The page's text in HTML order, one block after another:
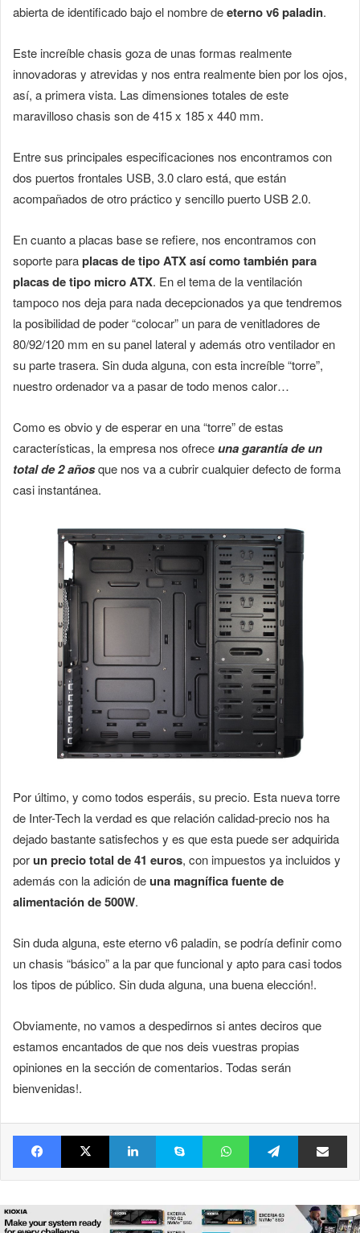
abierta de identificado bajo el nombre deeterno v6 paladin.
Este increíble chasis goza de unas formas realmente
innovadoras y atrevidas y nos entra realmente bien por los ojos,
así, a primera vista. Las dimensiones totales de este
maravilloso chasis son de 415 x 185 x 440 mm.
Entre sus principales especificaciones nos encontramos con
dos puertos frontales USB, 3.0 claro está, que están
acompañados de otro práctico y sencillo puerto USB 2.0.
En cuanto a placas base se refiere, nos encontramos con
soporte paraplacas de tipo ATX así como también para
placas de tipo micro ATX. En el tema de la ventilación
tampoco nos deja para nada decepcionados ya que tendremos
la posibilidad de poder “colocar” un para de venitladores de
80/92/120 mm en su panel lateral y además otro ventilador en
su parte trasera. Sin duda alguna, con esta increíble “torre”,
nuestro ordenador va a pasar de todo menos calor…
Como es obvio y de esperar en una “torre” de estas
características, la empresa nos ofreceuna garantía de un
total de 2 añosque nos va a cubrir cualquier defecto de forma
casi instantánea.
Por último, y como todos esperáis, su precio. Esta nueva torre
de Inter-Tech la verdad es que relación calidad-precio nos ha
dejado bastante satisfechos y es que esta puede ser adquirida
porun precio total de 41 euros, con impuestos ya incluidos y
además con la adición deuna magnífica fuente de
alimentación de 500W.
Sin duda alguna, este eterno v6 paladin, se podría definir como
un chasis “básico” a la par que funcional y apto para casi todos
los tipos de público. Sin duda alguna, una buena elección!.
Obviamente, no vamos a despedirnos si antes deciros que
estamos encantados de que nos deis vuestras propias
opiniones en la sección de comentarios. Todas serán
bienvenidas!.
FacebookX LinkedIn Skype WhatsAppTelegram